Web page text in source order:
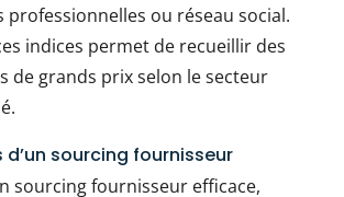
professionnelles ou réseau social.
indices permet de recueillir des
de grands prix selon le secteur
d’un sourcing fournisseur
sourcing fournisseur efficace,